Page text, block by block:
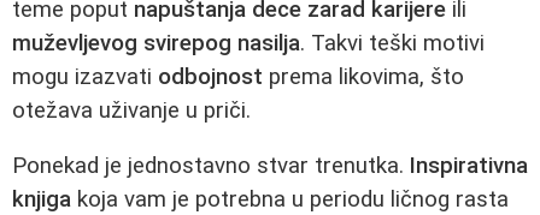
teme poput napuštanja dece zarad karijere ili
muževljevog svirepog nasilja. Takvi teški motivi
mogu izazvati odbojnost prema likovima, što
otežava uživanje u priči.
Ponekad je jednostavno stvar trenutka. Inspirativna
knjiga koja vam je potrebna u periodu ličnog rasta